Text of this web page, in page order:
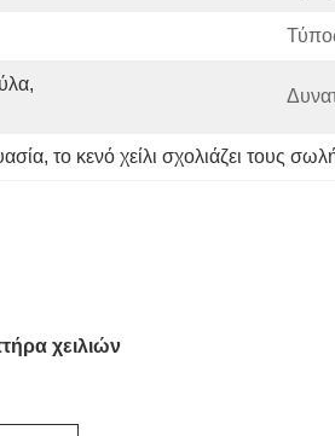
, το κενό χείλι σχολιάζει τους
χειλιών